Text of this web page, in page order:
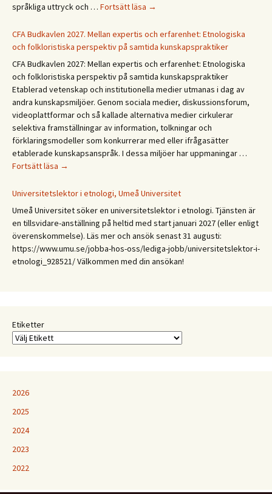
språkliga uttryck och … Fortsätt läsa Forskningsprogrammet
i
dialog
→
CFA Budkavlen 2027. Mellan expertis och erfarenhet: Etnologiska
och folkloristiska perspektiv på samtida kunskapspraktiker
CFA Budkavlen 2027: Mellan expertis och erfarenhet: Etnologiska
och folkloristiska perspektiv på samtida kunskapspraktiker
Etablerad vetenskap och institutionella medier utmanas i dag av
andra kunskapsmiljöer. Genom sociala medier, diskussionsforum,
videoplattformar och så kallade alternativa medier cirkulerar
selektiva framställningar av information, tolkningar och
förklaringsmodeller som konkurrerar med eller ifrågasätter
etablerade kunskapsanspråk. I dessa miljöer har uppmaningar …
Fortsätt läsa CFA
2027.
expertis
och
erfarenhet:
Etnologiska
och
kunskapspraktiker
→
Universitetslektor i etnologi, Umeå Universitet
Umeå Universitet söker en universitetslektor i etnologi. Tjänsten är
en tillsvidare-anställning på heltid med start januari 2027 (eller enligt
överenskommelse). Läs mer och ansök senast 31 augusti:
https://www.umu.se/jobba-hos-oss/lediga-jobb/universitetslektor-i-
etnologi_928521/ Välkommen med din ansökan!
Etiketter
2026
2025
2024
2023
2022